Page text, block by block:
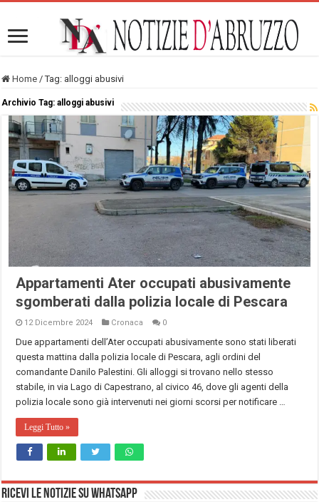
Home / Tag: alloggi abusivi
Archivio Tag:alloggi abusivi
Appartamenti Ater occupati abusivamente
sgomberati dalla polizia locale di Pescara
12 Dicembre 2024 Cronaca 0
Due appartamenti dell’Ater occupati abusivamente sono stati liberati
questa mattina dalla polizia locale di Pescara, agli ordini del
comandante Danilo Palestini. Gli alloggi si trovano nello stesso
stabile, in via Lago di Capestrano, al civico 46, dove gli agenti della
polizia locale sono già intervenuti nei giorni scorsi per notificare …
Leggi Tutto »
Ricevi le notizie su Whatsapp